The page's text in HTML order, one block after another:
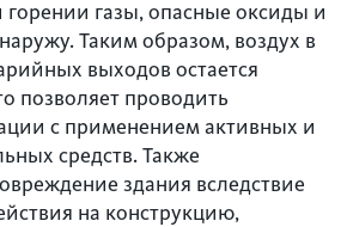
газы, опасные оксиды и
Таким образом, воздух в
выходов остается
позволяет проводить
с применением активных и
средств. Также
здания вследствие
на конструкцию,